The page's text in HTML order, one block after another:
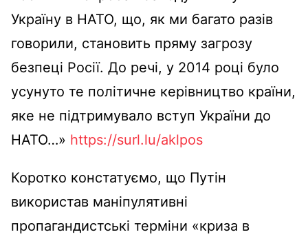
Україну в НАТО, що, як ми багато разів
говорили, становить пряму загрозу
безпеці Росії. До речі, у 2014 році було
усунуто те політичне керівництво країни,
яке не підтримувало вступ України до
НАТО…» https://surl.lu/aklpos
Коротко констатуємо, що Путін
використав маніпулятивні
пропагандистські терміни «криза в